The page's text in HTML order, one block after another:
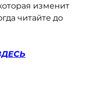
изменит
читайте до